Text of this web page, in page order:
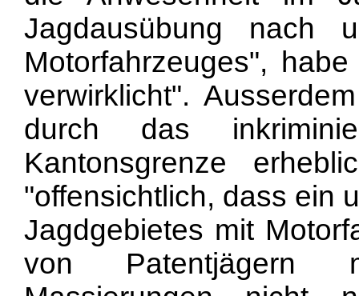
Jagdausübung nach
Motorfahrzeuges",
verwirklicht".
durch das
Kantonsgrenze
"offensichtlich, dass ein
Jagdgebietes mit
von Patentjägern